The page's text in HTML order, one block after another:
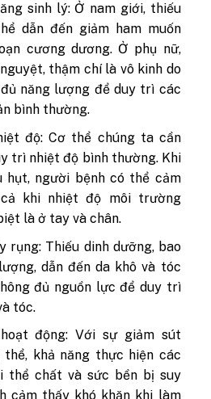
sinh lý: Ở nam giới, thiếu
dẫn đến giảm ham muốn
cương dương. Ở phụ nữ,
thậm chí là vô kinh do
năng lượng để duy trì các
bình thường.
độ: Cơ thể chúng ta cần
trì nhiệt độ bình thường. Khi
hụt, người bệnh có thể cảm
khi nhiệt độ môi trường
là ở tay và chân.
rụng: Thiếu dinh dưỡng, bao
dẫn đến da khô và tóc
đủ nguồn lực để duy trì
tóc.
động: Với sự giảm sút
khả năng thực hiện các
thể chất và sức bền bị suy
cảm thấy khó khăn khi làm